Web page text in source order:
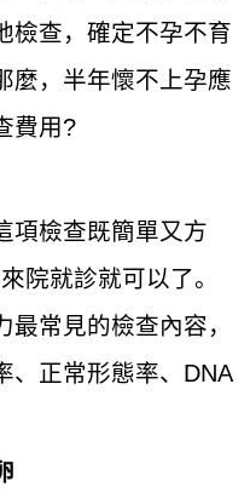
檢查，確定不孕不育
麼，半年懷不上孕應
費用?
項檢查既簡單又方
院就診就可以了。
常見的檢查內容，
、正常形態率、DNA